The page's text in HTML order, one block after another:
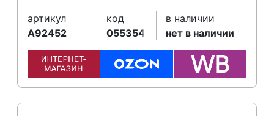
артикул
A92452
код
055354
в наличии
нет в наличии